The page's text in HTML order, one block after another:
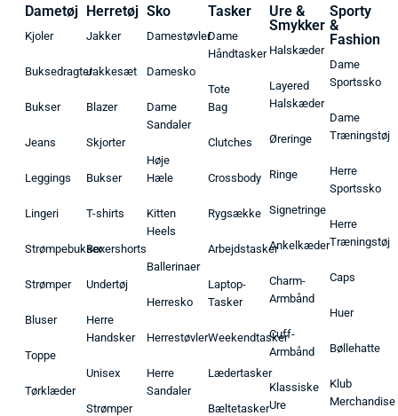
Dametøj
Kjoler
Buksedragter
Bukser
Jeans
Leggings
Lingeri
Strømpebukser
Strømper
Bluser
Toppe
Tørklæder
Herretøj
Jakker
Jakkesæt
Blazer
Skjorter
Bukser
T-shirts
Boxershorts
Undertøj
Herre
Handsker
Unisex
Strømper
Sko
Damestøvler
Damesko
Dame
Sandaler
Høje
Hæle
Kitten
Heels
Ballerinaer
Herresko
Herrestøvler
Herre
Sandaler
Tasker
Dame
Håndtasker
Tote
Bag
Clutches
Crossbody
Rygsække
Arbejdstasker
Laptop-
Tasker
Weekendtasker
Lædertasker
Bæltetasker
Ure &
Smykker
Halskæder
Layered
Halskæder
Øreringe
Ringe
Signetringe
Ankelkæder
Charm-
Armbånd
Cuff-
Armbånd
Klassiske
Ure
Sporty
&
Fashion
Dame
Sportssko
Dame
Træningstøj
Herre
Sportssko
Herre
Træningstøj
Caps
Huer
Bøllehatte
Klub
Merchandise